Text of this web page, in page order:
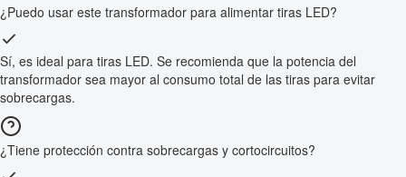
¿Puedo usar este transformador para alimentar tiras LED?
Sí, es ideal para tiras LED. Se recomienda que la potencia del
transformador sea mayor al consumo total de las tiras para evitar
sobrecargas.
¿Tiene protección contra sobrecargas y cortocircuitos?